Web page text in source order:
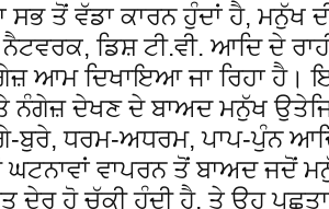
ਸਭ ਤੋਂ ਵੱਡਾ ਕਾਰਨ ਹੁੰਦਾਂ ਹੈ, ਮਨੁੱਖ
ਡਿਸ਼ ਟੀ.ਵੀ. ਆਦਿ ਦੇ
ਆਮ ਦਿਖਾਇਆ ਜਾ ਰਿਹਾ ਹੈ।
ਨੰਗੇਜ਼ ਦੇਖਣ ਦੇ ਬਾਅਦ ਮਨੁੱਖ
ਬੁਰੇ, ਧਰਮ-ਅਧਰਮ, ਪਾਪ-ਪੁੰਨ
ਵਾਪਰਨ ਤੋਂ ਬਾਅਦ ਜਦੋਂ
ਦੇਰ ਹੋ ਚੁੱਕੀ ਹੁੰਦੀ ਹੈ, ਤੇ ਉਹ